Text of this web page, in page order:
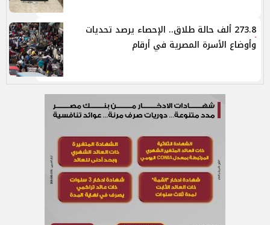
273.8 ألف حالة طلاق.. الإحصاء يرصد تحديات
وأوضاع الأسرة المصرية في أرقام